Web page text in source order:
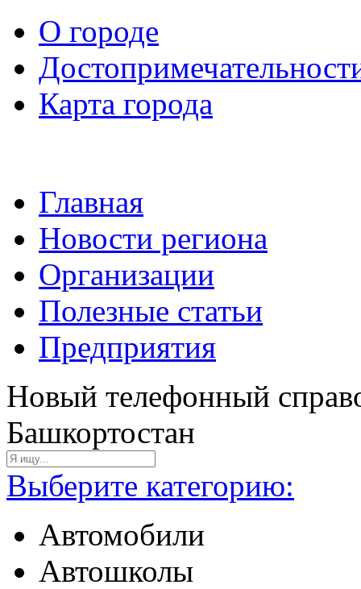
О городе
Карта города
Главная
Новости региона
Организации
Полезные статьи
Предприятия
Новый телефонный
Башкортостан
Выберите категорию:
Автомобили
Автошколы